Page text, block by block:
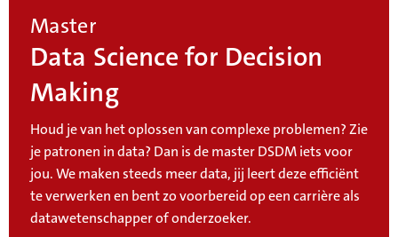
Master
Data Science for Decision
Making
Houd je van het oplossen van complexe problemen? Zie
je patronen in data? Dan is de master DSDM iets voor
jou. We maken steeds meer data, jij leert deze efficiënt
te verwerken en bent zo voorbereid op een carrière als
datawetenschapper of onderzoeker.